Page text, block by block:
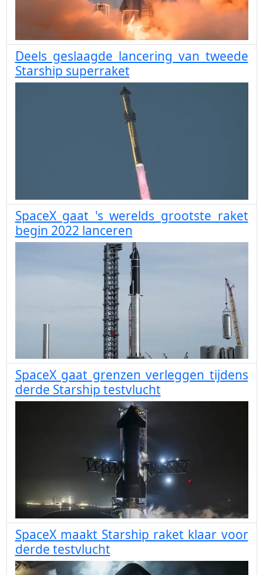
Deels geslaagde lancering van tweede
Starship superraket
SpaceX gaat 's werelds grootste raket
begin 2022 lanceren
SpaceX gaat grenzen verleggen tijdens
derde Starship testvlucht
SpaceX maakt Starship raket klaar voor
derde testvlucht